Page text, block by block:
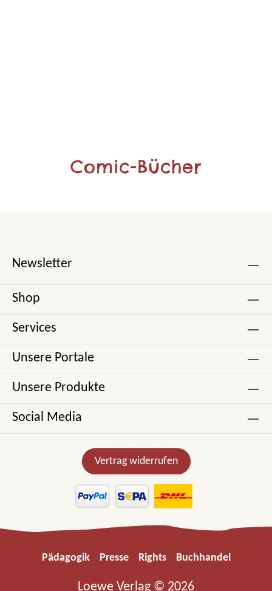
Comic-Bücher
Newsletter
Shop
Services
Unsere Portale
Unsere Produkte
Social Media
Vertrag widerrufen
Pädagogik Presse Rights Buchhandel
Loewe Verlag © 2026